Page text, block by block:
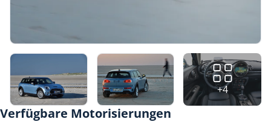
+4
Verfügbare Motorisierungen